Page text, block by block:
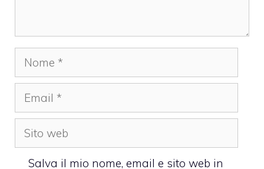
Nome
Email
Sito
web
Salva il mio nome, email e sito web in